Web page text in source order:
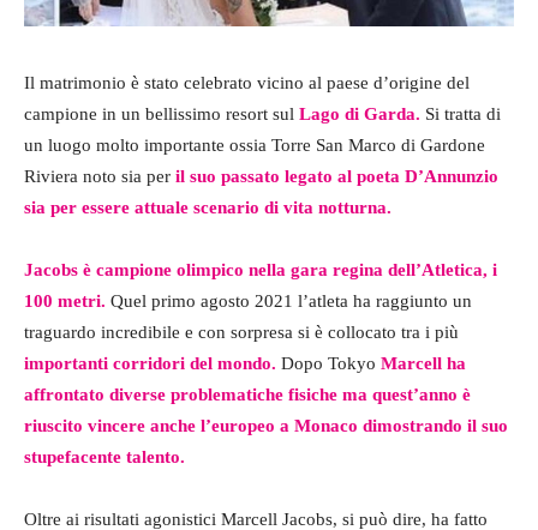
Il matrimonio è stato celebrato vicino al paese d’origine del
campione in un bellissimo resort sul Lago di Garda. Si tratta di
un luogo molto importante ossia Torre San Marco di Gardone
Riviera noto sia per il suo passato legato al poeta D’Annunzio
sia per essere attuale scenario di vita notturna.
Jacobs è campione olimpico nella gara regina dell’Atletica, i
100 metri. Quel primo agosto 2021 l’atleta ha raggiunto un
traguardo incredibile e con sorpresa si è collocato tra i più
importanti corridori del mondo. Dopo Tokyo Marcell ha
affrontato diverse problematiche fisiche ma quest’anno è
riuscito vincere anche l’europeo a Monaco dimostrando il suo
stupefacente talento.
Oltre ai risultati agonistici Marcell Jacobs, si può dire, ha fatto